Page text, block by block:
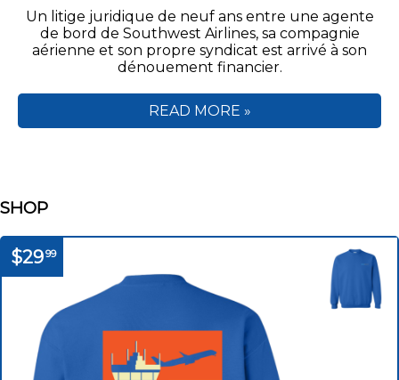
Un litige juridique de neuf ans entre une agente
de bord de Southwest Airlines, sa compagnie
aérienne et son propre syndicat est arrivé à son
dénouement financier.
READ MORE »
SHOP
$2999